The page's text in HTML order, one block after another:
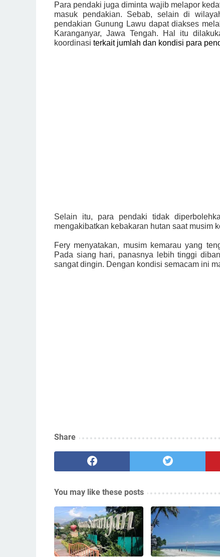
Para pendaki juga diminta wajib melapor
masuk pendakian. Sebab, selain di
pendakian Gunung Lawu dapat diakses
Karanganyar, Jawa Tengah. Hal itu
koordinasi terkait jumlah dan kondisi para
Selain itu, para pendaki tidak
mengakibatkan kebakaran hutan saat musim
Fery menyatakan, musim kemarau yang
Pada siang hari, panasnya lebih tinggi
sangat dingin. Dengan kondisi semacam ini
Share
You may like these posts